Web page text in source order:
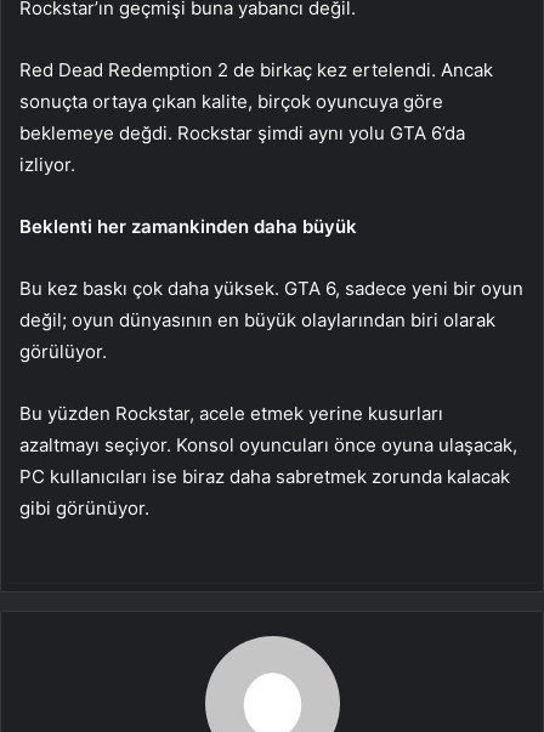
Rockstar’ın geçmişi buna yabancı değil.
Red Dead Redemption 2 de birkaç kez ertelendi. Ancak
sonuçta ortaya çıkan kalite, birçok oyuncuya göre
beklemeye değdi. Rockstar şimdi aynı yolu GTA 6’da
izliyor.
Beklenti her zamankinden daha büyük
Bu kez baskı çok daha yüksek. GTA 6, sadece yeni bir oyun
değil; oyun dünyasının en büyük olaylarından biri olarak
görülüyor.
Bu yüzden Rockstar, acele etmek yerine kusurları
azaltmayı seçiyor. Konsol oyuncuları önce oyuna ulaşacak,
PC kullanıcıları ise biraz daha sabretmek zorunda kalacak
gibi görünüyor.